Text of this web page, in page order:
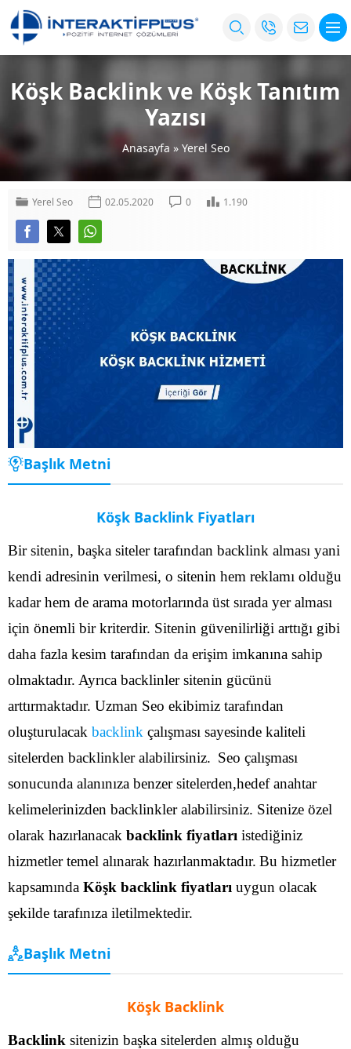
Köşk Backlink ve Köşk Tanıtım
Yazısı
Anasayfa » Yerel Seo
Yerel Seo 02.05.2020 0 1.190
Başlık Metni
Köşk Backlink Fiyatları
Bir sitenin, başka siteler tarafından backlink alması yani
kendi adresinin verilmesi, o sitenin hem reklamı olduğu
kadar hem de arama motorlarında üst sırada yer alması
için önemli bir kriterdir. Sitenin güvenilirliği arttığı gibi
daha fazla kesim tarafından da erişim imkanına sahip
olmaktadır. Ayrıca backlinler sitenin gücünü
arttırmaktadır. Uzman Seo ekibimiz tarafından
oluşturulacak backlink çalışması sayesinde kaliteli
sitelerden backlinkler alabilirsiniz. Seo çalışması
sonucunda alanınıza benzer sitelerden,hedef anahtar
kelimelerinizden backlinkler alabilirsiniz. Sitenize özel
olarak hazırlanacak backlink fiyatları istediğiniz
hizmetler temel alınarak hazırlanmaktadır. Bu hizmetler
kapsamında Köşk backlink fiyatları uygun olacak
şekilde tarafınıza iletilmektedir.
Başlık Metni
Köşk Backlink
Backlink sitenizin başka sitelerden almış olduğu